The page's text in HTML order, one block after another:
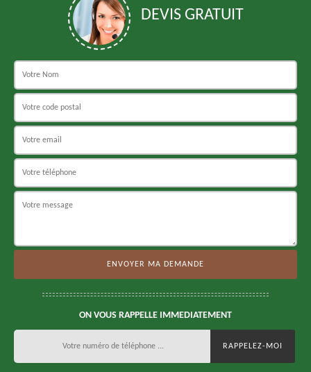
DEVIS GRATUIT
ON VOUS RAPPELLE IMMEDIATEMENT